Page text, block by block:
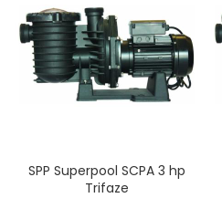
SPP Superpool SCPA 3 hp
Trifaze